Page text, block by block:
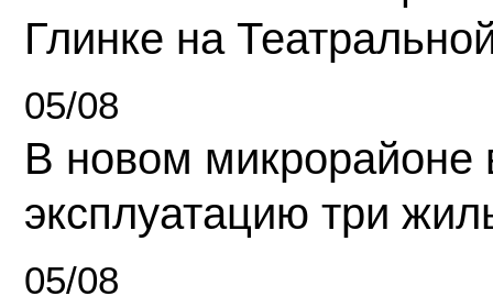
Глинке на
05/08
В новом микрорайоне
эксплуатацию три
05/08